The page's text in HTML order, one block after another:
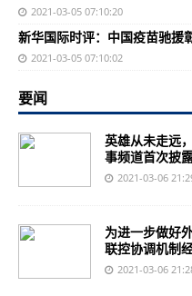
2021-03-05 07:10:20
新华国际时评：中国疫苗驰援
2021-03-05 07:10:02
要闻
英雄从未走远
事频道首次披
2021-03-06
为进一步做好
联控协调机制
2021-03-06